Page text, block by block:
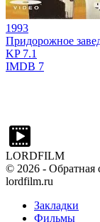
1993
Придорожное
KP7.1
IMDB 7
LORDFILM
© 2026 - Обратная
lordfilm.ru
Закладки
Фильмы